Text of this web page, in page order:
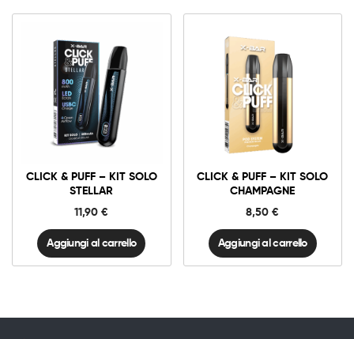
CLICK & PUFF – KIT SOLO
STELLAR
11,90€
Click
Puff
STELLAR
quantità
Aggiungi al carrello
CLICK & PUFF – KIT SOLO
CHAMPAGNE
8,50€
&
Puff
Champagne
quantità
Aggiungi al carrello